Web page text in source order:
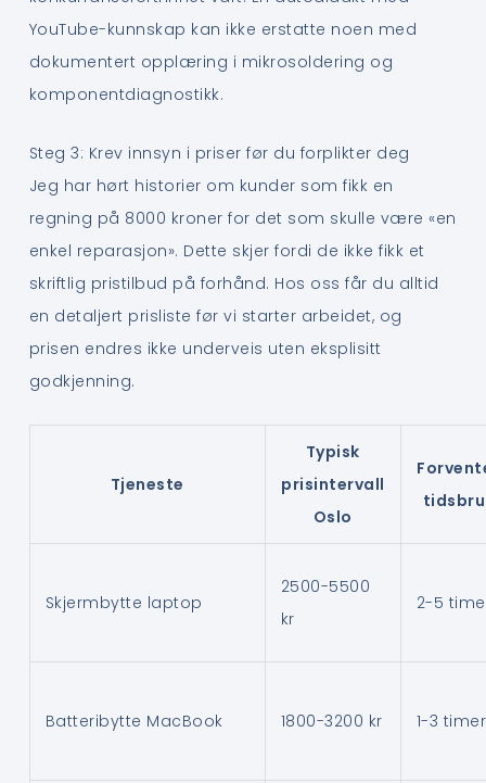
YouTube-kunnskap kan ikke erstatte noen med
dokumentert opplæring i mikrosoldering og
komponentdiagnostikk.
Steg 3: Krev innsyn i priser før du forplikter deg
Jeg har hørt historier om kunder som fikk en
regning på 8000 kroner for det som skulle være «en
enkel reparasjon». Dette skjer fordi de ikke fikk et
skriftlig pristilbud på forhånd. Hos oss får du alltid
en detaljert prisliste før vi starter arbeidet, og
prisen endres ikke underveis uten eksplisitt
godkjenning.
Tjeneste
Typisk
prisintervall
Oslo
Skjermbytte laptop
2500-5500
kr
2-5
Batteribytte MacBook 1800-3200 kr 1-3 timer